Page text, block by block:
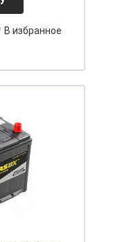
В избранное